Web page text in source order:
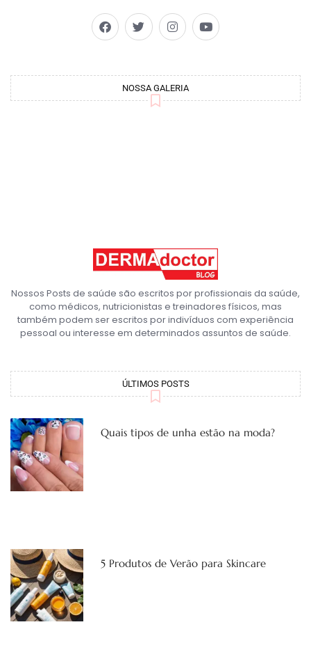
NOSSA GALERIA
Nossos Posts de saúde são escritos por profissionais da saúde,
como médicos, nutricionistas e treinadores físicos, mas
também podem ser escritos por indivíduos com experiência
pessoal ou interesse em determinados assuntos de saúde.
ÚLTIMOS POSTS
Quais tipos de unha estão na moda?
5 Produtos de Verão para Skincare